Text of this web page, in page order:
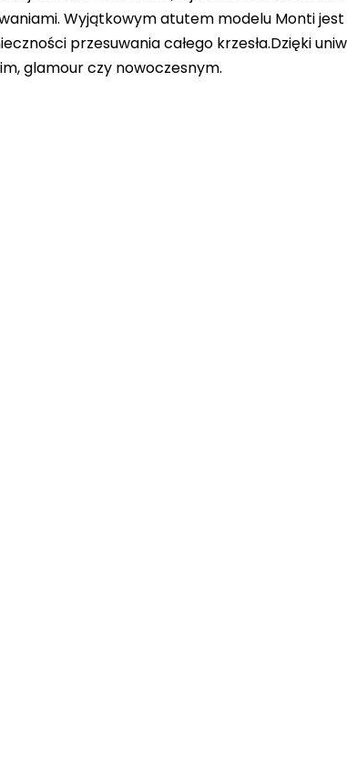
Wyjątkowym atutem modelu Monti
przesuwania całego krzesła.Dzięki
glamour czy nowoczesnym.